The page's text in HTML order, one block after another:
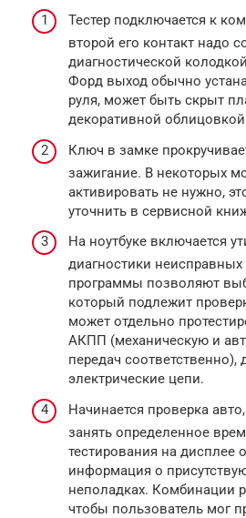
Тестер подключается к
второй его контакт надо
диагностической
Форд выход обычно
руля, может быть скрыт
декоративной
Ключ в замке
зажигание. В некоторых
активировать не нужно,
уточнить в сервисной
На ноутбуке включается
диагностики
программы позволяют
который подлежит
может отдельно
АКПП (механическую и
передач соответственно),
электрические цепи.
Начинается проверка
занять определенное
тестирования на дисплее
информация о
неполадках. Комбинации
чтобы пользователь мог